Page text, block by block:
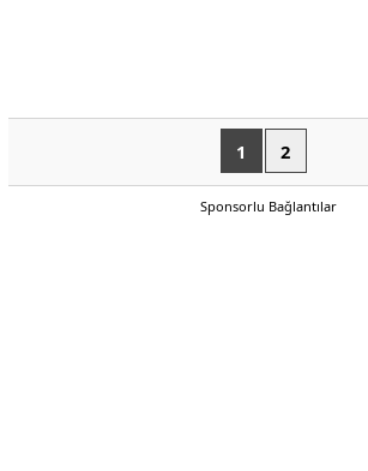
1 2
Sponsorlu Bağlantılar